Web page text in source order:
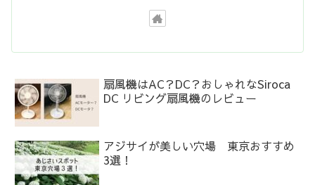
扇風機はAC？DC？おしゃれなSiroca
DC リビング扇風機のレビュー
アジサイが美しい穴場 東京おすすめ
3選！